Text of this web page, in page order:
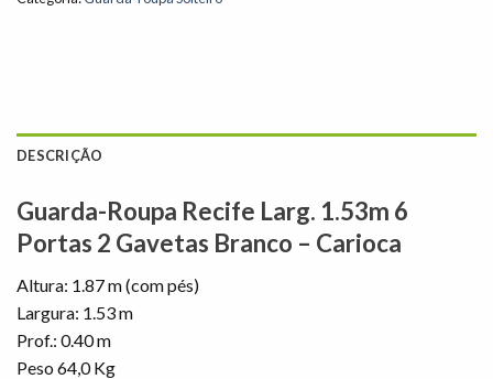
DESCRIÇÃO
Guarda-Roupa Recife Larg. 1.53m 6
Portas 2 Gavetas Branco – Carioca
Altura: 1.87 m (com pés)
Largura: 1.53 m
Prof.: 0.40 m
Peso 64,0 Kg